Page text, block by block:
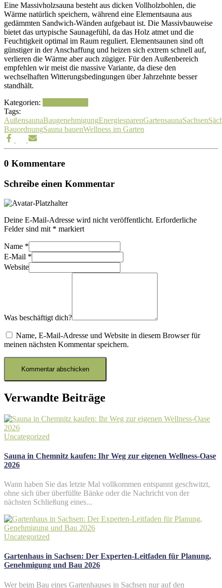
Eine Massivholzsauna besteht aus dicken Vollholzbohlen, die
Wärme natürlich speichern, während eine Elementsauna aus
gedämmten Sandwich-Wänden aufgebaut ist. Die Massivbauweise
bietet das urtypische Saunagefühl, da das Holz atmet und die
Feuchtigkeit optimal im Raum reguliert. Elementsaunen sind oft
günstiger in der Anschaffung und heizen sich extrem schnell auf,
verlieren die Wärme aber auch zügiger. Für den Außenbereich
empfehlen wir meist die massive Variante, da diese den
wechselhaften Witterungsbedingungen über Jahrzehnte besser
standhält.
Kategorien:
Tags:
AußensaunaBaugenehmigungEnergiesparenGartensaunaSachsen
BauordnungSauna bauenWellness im Garten
0 Kommentare
Schreibe einen Kommentar
Deine E-Mail-Adresse wird nicht veröffentlicht. Erforderliche
Felder sind mit * markiert
Name *
E-Mail *
Website
Was beschäftigt dich?
Name, E-Mail-Adresse und Website in diesem Browser für
meinen nächsten Kommentar speichern.
Verwandte Beiträge
Uncategorized
Sauna in Chemnitz kaufen: Ihr Weg zur eigenen Wellness-Oase
2026
Wann haben Sie das letzte Mal vollkommen entspannt geschwitzt,
ohne sich über überfüllte Bänke oder die Nachricht von der
nächsten Schließung eines...
Uncategorized
Gartenhaus in Sachsen: Der Experten-Leitfaden für Planung,
Genehmigung und Bau 2026
Wer beim Bau eines Gartenhauses in Sachsen nur auf den